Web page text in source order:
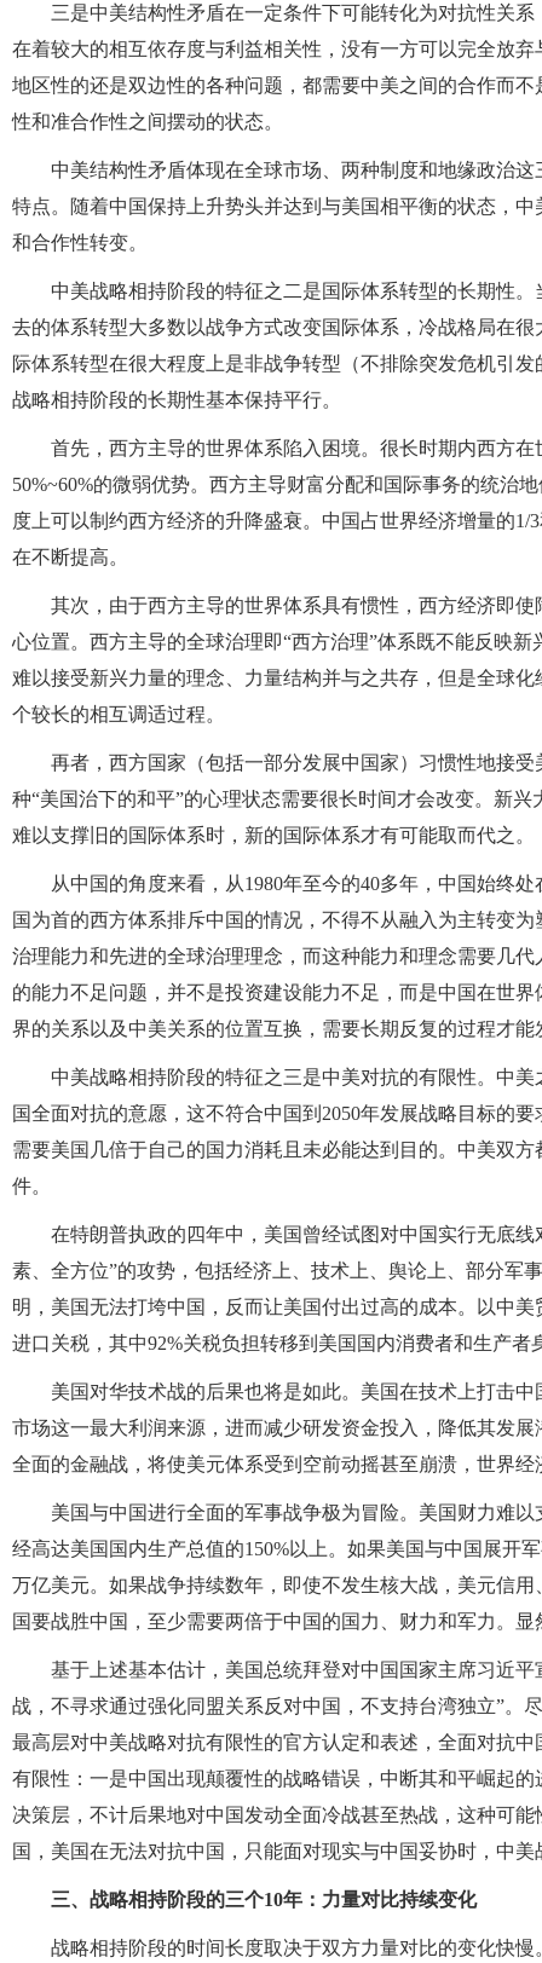
三是中美结构性矛盾在一定条件下可能转化为对抗性关
在着较大的相互依存度与利益相关性，没有一方可以完全放
地区性的还是双边性的各种问题，都需要中美之间的合作而
性和准合作性之间摆动的状态。
中美结构性矛盾体现在全球市场、两种制度和地缘政治
特点。随着中国保持上升势头并达到与美国相平衡的状态，
和合作性转变。
中美战略相持阶段的特征之二是国际体系转型的长期性
去的体系转型大多数以战争方式改变国际体系，冷战格局在
际体系转型在很大程度上是非战争转型（不排除突发危机引
战略相持阶段的长期性基本保持平行。
首先，西方主导的世界体系陷入困境。很长时期内西方
50%~60%的微弱优势。西方主导财富分配和国际事务的统治
度上可以制约西方经济的升降盛衰。中国占世界经济增量的
在不断提高。
其次，由于西方主导的世界体系具有惯性，西方经济即
心位置。西方主导的全球治理即“西方治理”体系既不能反映
难以接受新兴力量的理念、力量结构并与之共存，但是全球
个较长的相互调适过程。
再者，西方国家（包括一部分发展中国家）习惯性地接
种“美国治下的和平”的心理状态需要很长时间才会改变。新
难以支撑旧的国际体系时，新的国际体系才有可能取而代之。
从中国的角度来看，从1980年至今的40多年，中国始终
国为首的西方体系排斥中国的情况，不得不从融入为主转变
治理能力和先进的全球治理理念，而这种能力和理念需要几
的能力不足问题，并不是投资建设能力不足，而是中国在世
界的关系以及中美关系的位置互换，需要长期反复的过程才能
中美战略相持阶段的特征之三是中美对抗的有限性。中
国全面对抗的意愿，这不符合中国到2050年发展战略目标的
需要美国几倍于自己的国力消耗且未必能达到目的。中美双
件。
在特朗普执政的四年中，美国曾经试图对中国实行无底
素、全方位”的攻势，包括经济上、技术上、舆论上、部分军
明，美国无法打垮中国，反而让美国付出过高的成本。以中
进口关税，其中92%关税负担转移到美国国内消费者和生产
美国对华技术战的后果也将是如此。美国在技术上打击
市场这一最大利润来源，进而减少研发资金投入，降低其发
全面的金融战，将使美元体系受到空前动摇甚至崩溃，世界
美国与中国进行全面的军事战争极为冒险。美国财力难
经高达美国国内生产总值的150%以上。如果美国与中国展开
万亿美元。如果战争持续数年，即使不发生核大战，美元信
国要战胜中国，至少需要两倍于中国的国力、财力和军力。
基于上述基本估计，美国总统拜登对中国国家主席习近
战，不寻求通过强化同盟关系反对中国，不支持台湾独立”。
最高层对中美战略对抗有限性的官方认定和表述，全面对抗
有限性：一是中国出现颠覆性的战略错误，中断其和平崛起
决策层，不计后果地对中国发动全面冷战甚至热战，这种可
国，美国在无法对抗中国，只能面对现实与中国妥协时，中
三、战略相持阶段的三个10年：力量对比持续变化
战略相持阶段的时间长度取决于双方力量对比的变化快